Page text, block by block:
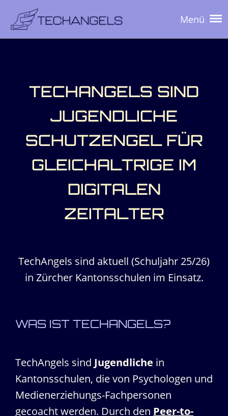
Menü
TECHANGELS SIND
JUGENDLICHE
SCHUTZENGEL FÜR
GLEICHALTRIGE IM
DIGITALEN
ZEITALTER
TechAngels sind aktuell (Schuljahr 25/26)
in Zürcher Kantonsschulen im Einsatz.
WAS IST TECHANGELS?
TechAngels sind Jugendliche in
Kantonsschulen, die von Psychologen und
Medienerziehungs-Fachpersonen
gecoacht werden. Durch den Peer-to-